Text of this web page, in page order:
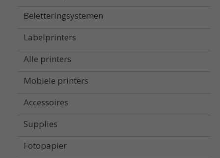
Beletteringsystemen
Labelprinters
Alle printers
Mobiele printers
Accessoires
Supplies
Fotopapier